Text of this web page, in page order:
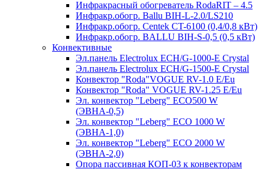
Инфракрасный обогреватель RodaRIT – 4.5
Инфракр.обогр. Ballu BIH-L-2.0/LS210
Инфракр.обогр. Centek CT-6100 (0,4/0,8 кВт)
Инфракр.обогр. BALLU BIH-S-0,5 (0,5 кВт)
Конвективные
Эл.панель Electrolux ECH/G-1000-Е Crystal
Эл.панель Electrolux ECH/G-1500-Е Crystal
Конвектор "Roda"VOGUE RV-1.0 E/Eu
Конвектор "Roda" VOGUE RV-1.25 E/Eu
Эл. конвектор "Leberg" ECO500 W
(ЭВНА-0,5)
Эл. конвектор "Leberg" ECO 1000 W
(ЭВНА-1,0)
Эл. конвектор "Leberg" ECO 2000 W
(ЭВНА-2,0)
Опора пассивная КОП-03 к конвекторам